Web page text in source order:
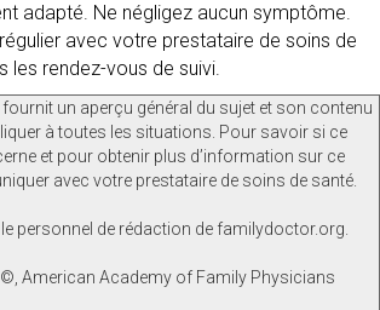
adapté. Ne négligez aucun symptôme.
avec votre prestataire de soins de
les rendez-vous de suivi.
un aperçu général du sujet et son contenu
à toutes les situations. Pour savoir si ce
et pour obtenir plus d’information sur ce
avec votre prestataire de soins de santé.
personnel de rédaction de familydoctor.org.
American Academy of Family Physicians